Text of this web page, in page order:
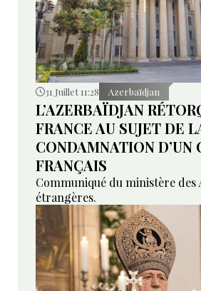
31 Juillet 11:28 Azerbaïdjan
L’AZERBAÏDJAN
FRANCE AU SUJET DE
CONDAMNATION D’UN
FRANÇAIS
Communiqué du ministère des
étrangères.